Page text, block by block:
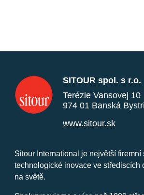
SITOUR spol. s r.o.
Terézie Vansovej 10
974 01 Banská
www.sitour.sk
Sitour International je největší firemní
technologické inovace ve střediscích
na světě.